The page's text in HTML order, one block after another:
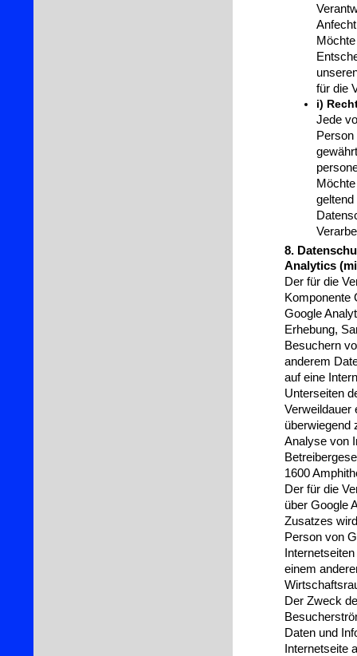
für die
i)
Jede
Person
8.
Analytics
Der für die
Komponente
Google
Erhebung,
Besuchern
anderem
auf eine
Unterseiten
Verweildauer
überwiegend
Analyse von
1600
Der für die
über Google
Zusatzes
Person von
einem
Der Zweck
Daten und
Internetseite